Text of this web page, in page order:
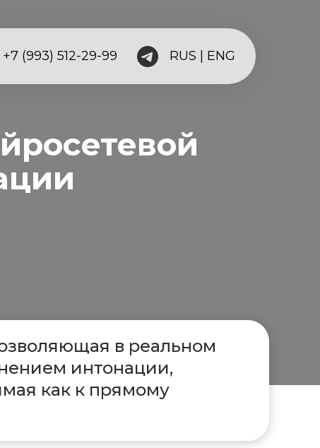
+7 (993) 512-29-99 RUS ENG
в реальном
интонации,
как к прямому